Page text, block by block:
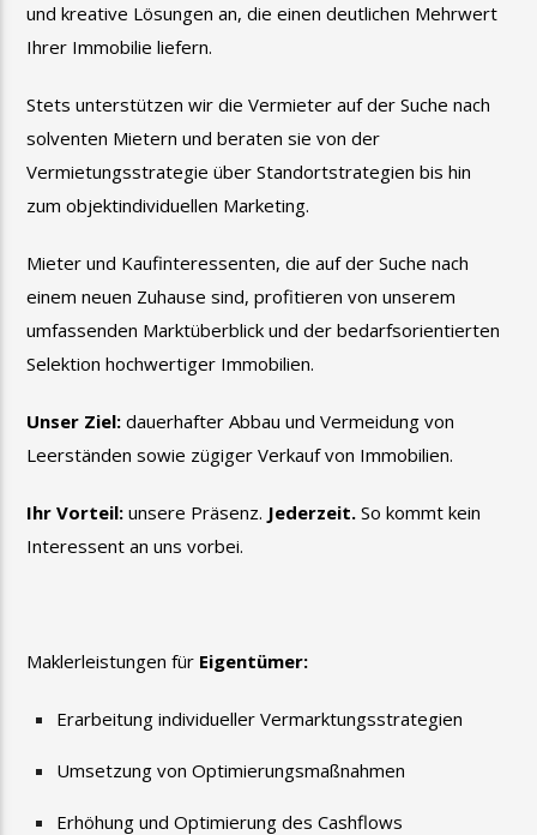
und kreative Lösungen an, die einen deutlichen Mehrwert
Ihrer Immobilie liefern.
Stets unterstützen wir die Vermieter auf der Suche nach
solventen Mietern und beraten sie von der
Vermietungsstrategie über Standortstrategienbis hin
zum objektindividuellen Marketing.
Mieter und Kaufinteressenten, die auf der Suche nach
einem neuen Zuhause sind, profitieren von unserem
umfassenden Marktüberblick und derbedarfsorientierten
Selektion hochwertiger Immobilien.
Unser Ziel: dauerhafter Abbau und Vermeidung von
Leerständen sowie zügiger Verkauf von Immobilien.
Ihr Vorteil: unsere Präsenz. Jederzeit. So kommt kein
Interessent an uns vorbei.
Maklerleistungen für Eigentümer:
Erarbeitung individueller Vermarktungsstrategien
Umsetzung von Optimierungsmaßnahmen
Erhöhung und Optimierung des Cashflows